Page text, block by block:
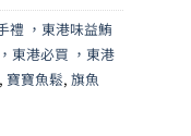
禮 ，東港味益鮪
東港必買 ，東港
, 寶寶魚鬆,旗魚